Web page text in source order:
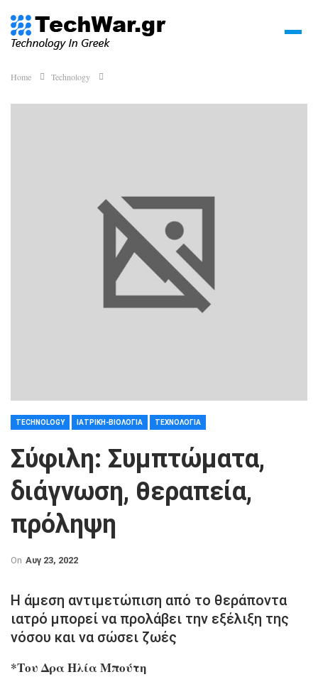
Home Technology
TECHNOLOGY ΙΑΤΡΙΚΉ-ΒΙΟΛΟΓΊΑ ΤΕΧΝΟΛΟΓΊΑ
Σύφιλη: Συμπτώματα,
διάγνωση, θεραπεία,
πρόληψη
On Αυγ 23, 2022
Η άμεση αντιμετώπιση από το θεράποντα
ιατρό μπορεί να προλάβει την εξέλιξη της
νόσου και να σώσει ζωές
*Του Δρα Ηλία Μπούτη